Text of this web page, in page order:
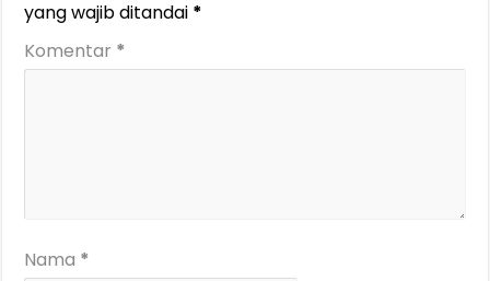
yang wajib ditandai *
Komentar *
Nama *